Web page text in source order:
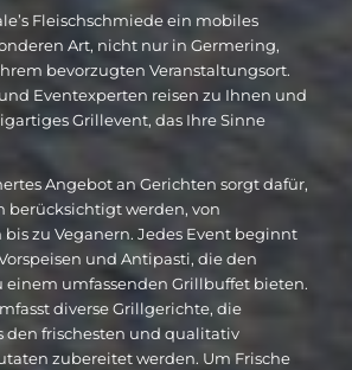
Fleischschmiede ein mobiles
Art, nicht nur in Germering,
bevorzugten Veranstaltungsort.
Eventexperten reisen zu Ihnen und
Grillevent, das Ihre Sinne
Angebot an Gerichten sorgt dafür,
berücksichtigt werden, von
zu Veganern. Jedes Event beginnt
und Antipasti, die den
einem umfassenden Grillbuffet bieten.
diverse Grillgerichte, die
den frischesten und qualitativ
zubereitet werden. Um Frische